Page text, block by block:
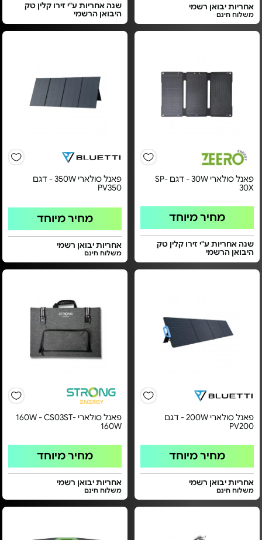
אחריות יבואן רשמי
משלוח חינם
שנה אחריות ע"י זירו קלין טק
היבואן הרשמי
פאנל סולארי 30W - דגם SP-
30X
מחיר מיוחד
שנה אחריות ע"י זירו קלין טק
היבואן הרשמי
פאנל סולארי 350W - דגם
PV350
מחיר מיוחד
אחריות יבואן רשמי
משלוח חינם
פאנל סולארי 200W - דגם
PV200
מחיר מיוחד
אחריות יבואן רשמי
משלוח חינם
פאנל סולארי 160W - CS03ST-
160W
מחיר מיוחד
אחריות יבואן רשמי
משלוח חינם